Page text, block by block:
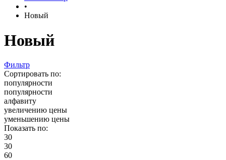
•
Новый
Новый
Фильтр
Сортировать по:
популярности
популярности
алфавиту
увеличению цены
уменьшению цены
Показать по:
30
30
60